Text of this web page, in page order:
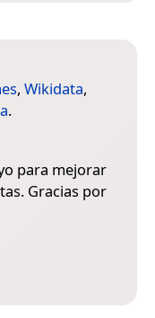
, Wikidata,
.
para mejorar
Gracias por